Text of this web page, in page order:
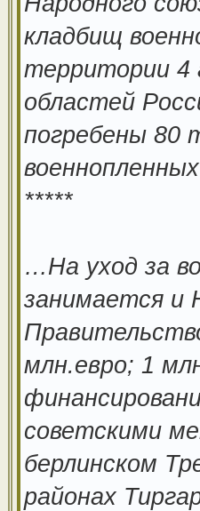
кладбищ
территории 4
областей
погребены 80
*****
…На уход за
занимается и
млн.евро; 1
советскими
берлинском
районах